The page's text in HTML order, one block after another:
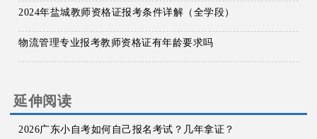
2024年盐城教师资格证报考条件详解（全学段）
物流管理专业报考教师资格证有年龄要求吗
延伸阅读
2026广东小自考如何自己报名考试？几年拿证？